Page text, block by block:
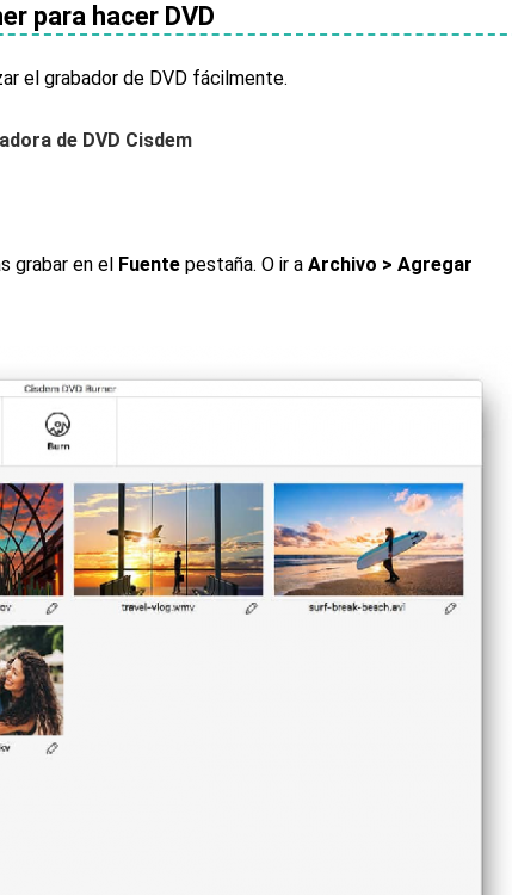
para hacer DVD
el grabador de DVD fácilmente.
de DVD Cisdem
grabar en el Fuentepestaña. O ir a Archivo > Agregar